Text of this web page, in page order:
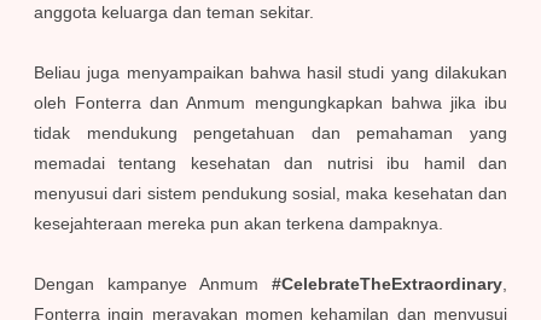
anggota keluarga dan teman sekitar.
Beliau juga menyampaikan bahwa hasil studi yang dilakukan
oleh Fonterra dan Anmum mengungkapkan bahwa jika ibu
tidak mendukung pengetahuan dan pemahaman yang
memadai tentang kesehatan dan nutrisi ibu hamil dan
menyusui dari sistem pendukung sosial, maka kesehatan dan
kesejahteraan mereka pun akan terkena dampaknya.
Dengan kampanye Anmum #CelebrateTheExtraordinary
Fonterra ingin merayakan momen kehamilan dan menyusui